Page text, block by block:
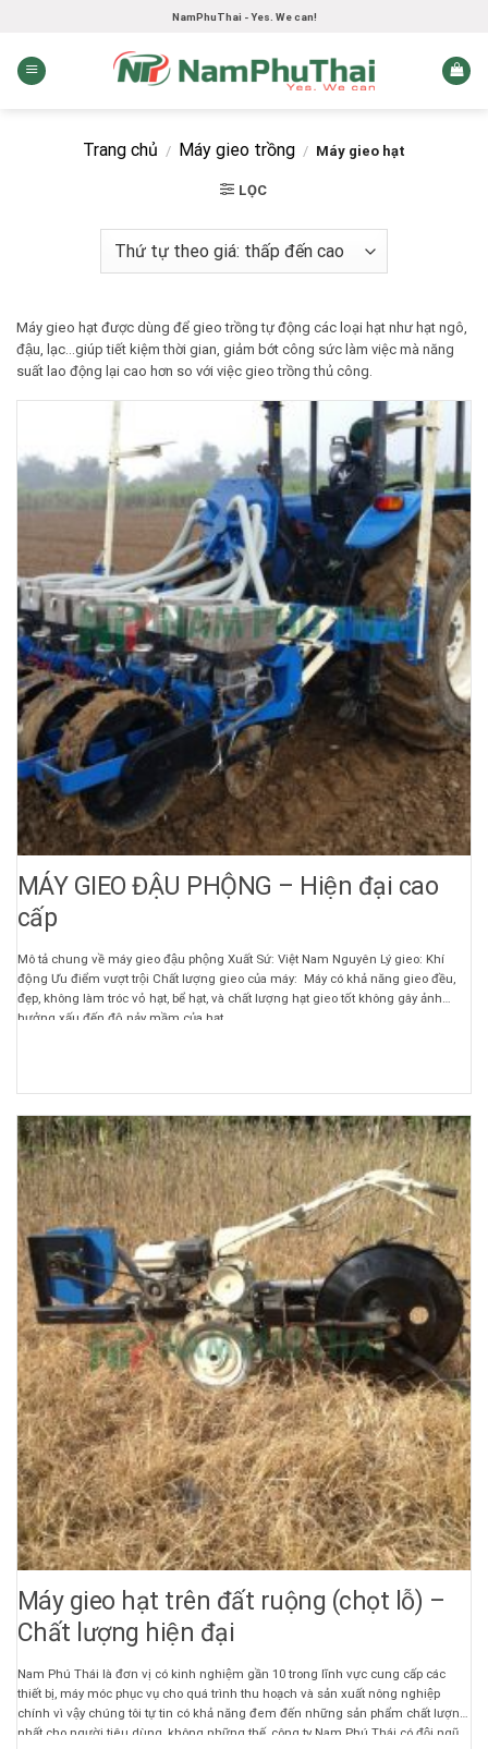
content
NamPhuThai - Yes. We can!
Trang chủ / Máy gieo trồng / Máy gieo hạt
LỌC
Máy gieo hạt được dùng để gieo trồng tự động các loại hạt như hạt ngô,
đậu, lạc…giúp tiết kiệm thời gian, giảm bớt công sức làm việc mà năng
suất lao động lại cao hơn so với việc gieo trồng thủ công.
MÁY GIEO ĐẬU PHỘNG – Hiện đại cao
cấp
Mô tả chung về máy gieo đậu phộng Xuất Sứ: Việt Nam Nguyên Lý gieo: Khí
động Ưu điểm vượt trội Chất lượng gieo của máy: Máy có khả năng gieo đều,
đẹp, không làm tróc vỏ hạt, bể hạt, và chất lượng hạt gieo tốt không gây ảnh
hưởng xấu đến độ nảy mầm của hạt. ...
Máy gieo hạt trên đất ruộng (chọt lỗ) –
Chất lượng hiện đại
Nam Phú Thái là đơn vị có kinh nghiệm gần 10 trong lĩnh vực cung cấp các
thiết bị, máy móc phục vụ cho quá trình thu hoạch và sản xuất nông nghiệp
chính vì vậy chúng tôi tự tin có khả năng đem đến những sản phẩm chất lượng
nhất cho người tiêu dùng, không những thế, công ty Nam Phú Thái có đội ngũ